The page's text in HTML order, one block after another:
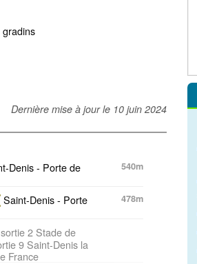
Dernière mise à jour le 10 juin 2024
Denis - Porte de
540m
Saint-Denis - Porte
478m
2 Stade de
9 Saint-Denis la
France